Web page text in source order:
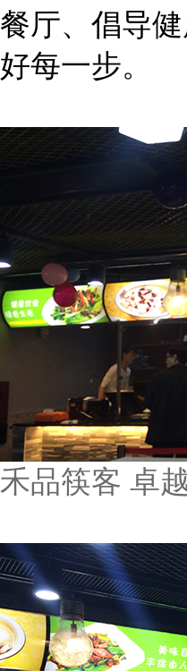
餐厅、倡导
好每一步。
禾品筷客 卓